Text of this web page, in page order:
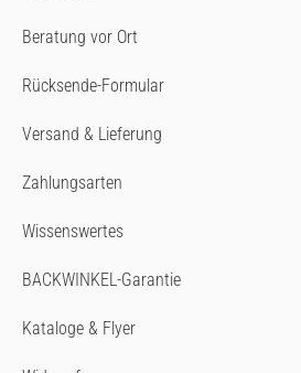
Beratung vor Ort
Rücksende-Formular
Versand & Lieferung
Zahlungsarten
Wissenswertes
BACKWINKEL-Garantie
Kataloge & Flyer